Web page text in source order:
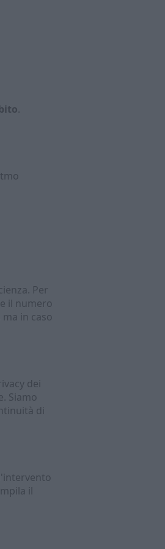
.
Per
il numero
in caso
dei
Siamo
di
il